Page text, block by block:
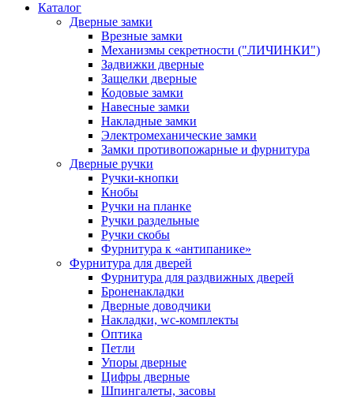
Каталог
Дверные замки
Врезные замки
Механизмы секретности ("ЛИЧИНКИ")
Задвижки дверные
Защелки дверные
Кодовые замки
Навесные замки
Накладные замки
Электромеханические замки
Замки противопожарные и фурнитура
Дверные ручки
Ручки-кнопки
Кнобы
Ручки на планке
Ручки раздельные
Ручки скобы
Фурнитура к «антипанике»
Фурнитура для дверей
Фурнитура для раздвижных дверей
Броненакладки
Дверные доводчики
Накладки, wc-комплекты
Оптика
Петли
Упоры дверные
Цифры дверные
Шпингалеты, засовы